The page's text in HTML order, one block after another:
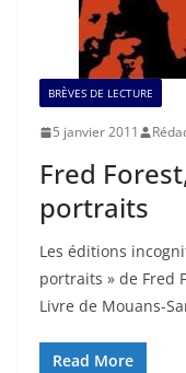
BRÈVES DE LECTURE
5 janvier 2011
Fred
portraits
Les éditions
portraits » de Fred
Livre de Mouans-
Read More